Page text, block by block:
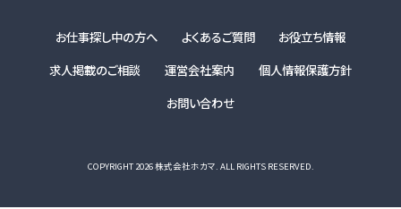
お仕事探し中の方へ よくあるご質問
お役立ち情報
求人掲載のご相談
運営会社案内
個人情報保護方針
お問い合わせ
COPYRIGHT 2026 株式会社ホカマ. ALL RIGHTS RESERVED.